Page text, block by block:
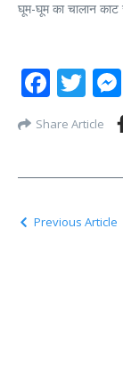
घूम-घूम का चालान काट
Share Article
Previous Article